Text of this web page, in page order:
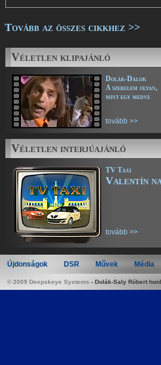
Tovább az összes cikkhez >>
Véletlen klipajánló
Dolák-Dalok
A szerelem olyan,
mint egy medve
tovább >>
Véletlen interjúajánló
TV Taxi
Valentín
tovább >>
Újdonságok DSR Művek Média
© 2009 Deepskeye Systems - Dolák-Saly Róbert